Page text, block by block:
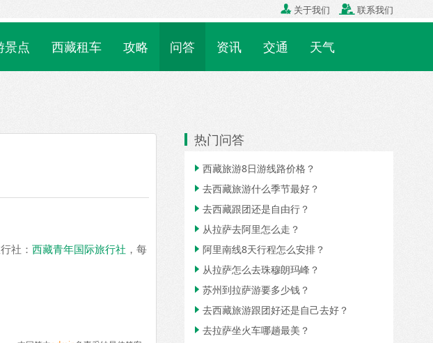
 关于我们  联系我们
景点 西藏租车 攻略 问答 资讯 交通 天气
社： 西藏青年国际旅行社 ，每
热门问答
 西藏旅游8日游线路价格？
 去西藏旅游什么季节最好？
 去西藏跟团还是自由行？
 从拉萨去阿里怎么走？
 阿里南线8天行程怎么安排？
 从拉萨怎么去珠穆朗玛峰？
 苏州到拉萨游要多少钱？
 去西藏旅游跟团好还是自己去好？
 去拉萨坐火车哪趟最美？